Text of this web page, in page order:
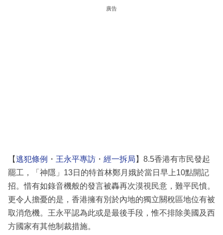
事
專
欄
訂
閱
廣告
【逃犯條例 ・ 王永平專訪 ・ 經一拆局 】8.5香港有市民發起
罷工，「神隱」13日的特首林鄭月娥於當日早上10點開記
招。惜有如錄音機般的發言被轟再次漠視民意，難平民憤。
更令人擔憂的是，香港擁有別於內地的獨立關稅區地位有被
取消危機。王永平認為此或是最後手段，惟不排除美國及西
方國家有其他制裁措施。